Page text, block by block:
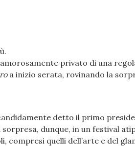
privato di una
a inizio serata, rovinando la
detto il primo
dunque, in un festival
compresi quelli dell’arte e del